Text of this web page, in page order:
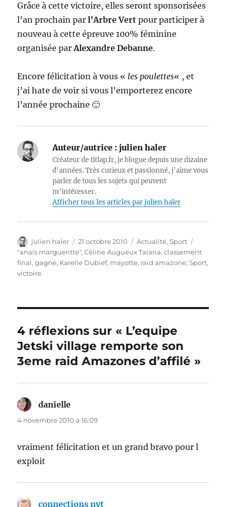
Grâce à cette victoire, elles seront sponsorisées
l’an prochain parl’Arbre Vertpour participer à
nouveau à cette épreuve 100% féminine
organisée parAlexandre Debanne.
Encore félicitation à vous « les poulettes« , et
j’ai hate de voir si vous l’emporterez encore
l’année prochaine 🙂
Auteur/autrice : julien haler
Créateur de titlap.fr, je blogue depuis une dizaine
d'années. Très curieux et passionné, j'aime vous
parler de tous les sujets qui peuvent
m'intéresser.
Afficher tous les articles par julien haler
Auteur
julien haler
Publié
le
21 octobre 2010 Catégories
Actualité,Sport
Étiquettes
"anaïs margueritte",Céline Augueux Taiana,classement
final,gagné, Karelle Dubief, mayotte, raid amazone,Sport,
victoire
4 réflexions sur « L’equipe
Jetski village remporte son
3eme raid Amazones d’affilé »
danielle
4 novembre 2010 à 16:09
vraiment félicitation et un grand bravo pour l
exploit
connections nyt